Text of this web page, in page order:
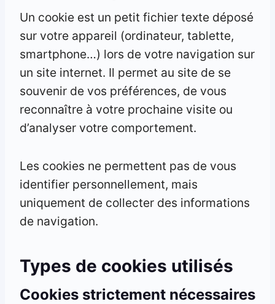
Un cookie est un petit fichier texte déposé
sur votre appareil (ordinateur, tablette,
smartphone…) lors de votre navigation sur
un site internet. Il permet au site de se
souvenir de vos préférences, de vous
reconnaître à votre prochaine visite ou
d’analyser votre comportement.
Les cookies ne permettent pas de vous
identifier personnellement, mais
uniquement de collecter des informations
de navigation.
Types de cookies utilisés
Cookies strictement nécessaires